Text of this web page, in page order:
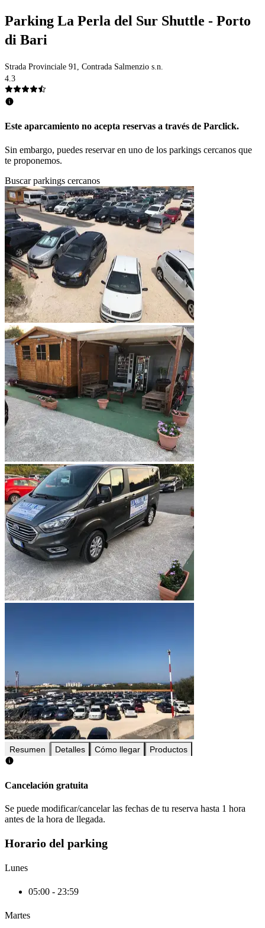
Parking La Perla del Sur Shuttle - Porto
di Bari
Strada Provinciale 91, Contrada Salmenzio s.n.
4.3
Este aparcamiento no acepta reservas a través de Parclick.
Sin embargo, puedes reservar en uno de los parkings cercanos que
te proponemos.
Buscar parkings cercanos
Resumen Detalles Cómo llegar Productos
Cancelación gratuita
Se puede modificar/cancelar las fechas de tu reserva hasta 1 hora
antes de la hora de llegada.
Horario del parking
Lunes
05:00 - 23:59
Martes